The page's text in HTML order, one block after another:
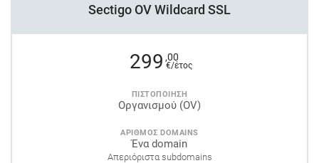
Sectigo OV Wildcard SSL
299 ,00
€/έτος
ΠΙΣΤΟΠΟΙΗΣΗ
Οργανισμού (OV)
ΑΡΙΘΜΟΣ DOMAINS
Ένα domain
Απεριόριστα subdomains